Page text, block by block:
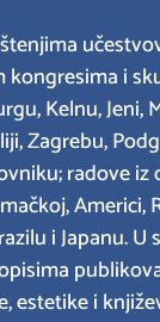
kongresima i
Kelnu, Jeni,
Zagrebu,
radove
Americi,
i Japanu. U
estetike i